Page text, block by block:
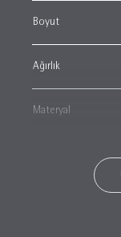
Boyut
Ağırlık
Materyal